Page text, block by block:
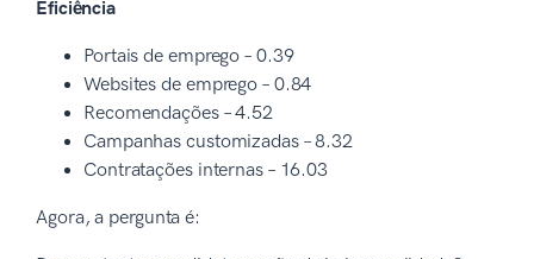
Eficiência
Portais de emprego – 0.39
Websites de emprego – 0.84
Recomendações – 4.52
Campanhas customizadas – 8.32
Contratações internas – 16.03
Agora, a pergunta é: